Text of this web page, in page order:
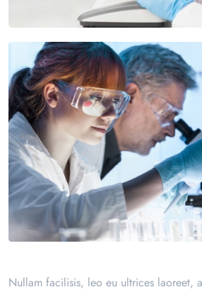
Nullam facilisis, leo eu ultrices laoreet,